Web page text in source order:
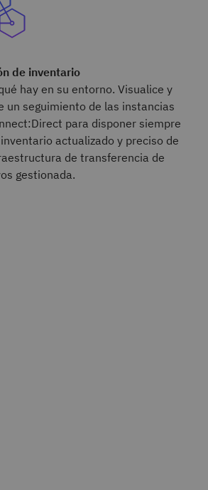
de inventario
hay en su entorno. Visualice y
un seguimiento de las instancias
para disponer siempre
actualizado y preciso de
de transferencia de
gestionada.